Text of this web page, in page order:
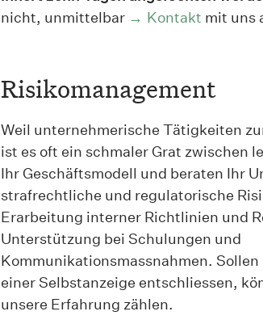
nicht, unmittelbar
Kontakt mit uns
Risikomanagement
Weil unternehmerische Tätigkeiten
ist es oft ein schmaler Grat zwischen
Ihr Geschäftsmodell und beraten Ihr
strafrechtliche und regulatorische
Erarbeitung interner Richtlinien und
Unterstützung bei Schulungen und
Kommunikationsmassnahmen.
einer Selbstanzeige entschliessen,
unsere Erfahrung zählen.